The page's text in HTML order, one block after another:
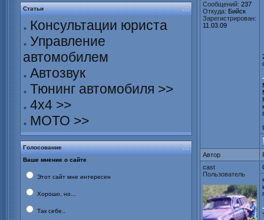
Статьи
Консультации юриста
Управление
автомобилем
Автозвук
Тюнинг автомобиля >>
4х4 >>
МОТО >>
Голосование
Ваше мнение о сайте
Этот сайт мне интересен
Хорошо, но...
Так себе..
Сообщений: 237
Откуда: Бийск
Зарегистрирован:
11.03.09
Автор
cast
Пользователь